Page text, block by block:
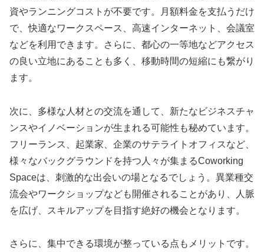
資やランニングコストが不要です。月額料金を支払うだけ
で、快適なワークスペース、高速インターネット、会議室
などを利用できます。さらに、都心の一等地などアクセス
の良い立地にあることも多く、移動時間の短縮にも繋がり
ます。
次に、多様な人材との交流を通して、新たなビジネスチャ
ンスやイノベーションが生まれる可能性も秘めています。
フリーランス、起業家、企業のサテライトオフィスなど、
様々なバックグラウンドを持つ人々が集まるCoworking
Spaceは、刺激的な出会いの場となるでしょう。異業種交
流会やワークショップなども開催されることがあり、人脈
を広げ、スキルアップを目指す絶好の機会となります。
さらに、集中できる環境が整っている点もメリットです。